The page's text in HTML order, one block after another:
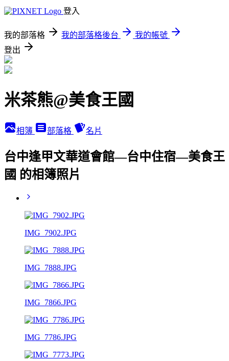
登入
我的部落格 我的部落格後台
我的帳號
登出
米茶熊@美食王國
相簿 部落格 名片
台中逢甲文華道會館—台中住宿—美食王
國 的相簿照片
IMG_7902.JPG
IMG_7888.JPG
IMG_7866.JPG
IMG_7786.JPG